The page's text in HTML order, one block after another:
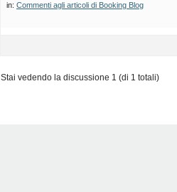
in: Commenti agli articoli di Booking Blog
Stai vedendo la discussione 1 (di 1 totali)